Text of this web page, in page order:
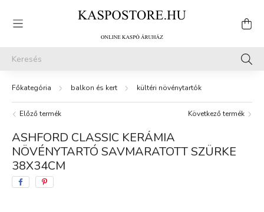
balkon és kert kültéri növénytartók
Előző termék Következő termék
ASHFORD CLASSIC KERÁMIA
NÖVÉNYTARTÓ SAVMARATOTT SZÜRKE
38X34CM